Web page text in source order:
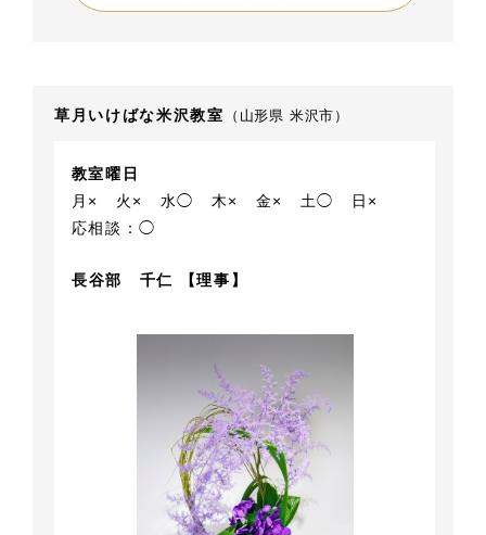
草月いけばな米沢教室 （山形県 米沢市）
教室曜日
月×
火× 水◯ 木× 金× 土◯
日×
応相談：◯
長谷部 千仁 【理事】